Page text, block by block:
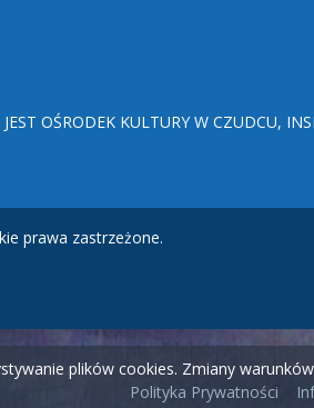
OŚRODEK KULTURY W CZUDCU,
prawa zastrzeżone.
plików cookies. Zmiany
Polityka Prywatności